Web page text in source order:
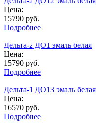
Цена:
15790 руб.
Подробнее
Дельта-2 ДО1 эмаль белая
Цена:
15790 руб.
Подробнее
Дельта-1 ДО13 эмаль белая
Цена:
16570 руб.
Подробнее